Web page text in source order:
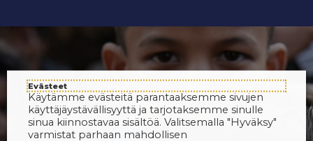
Evästeet
Käytämme evästeitä parantaaksemme sivujen
käyttäjäystävällisyyttä ja tarjotaksemme sinulle
sinua kiinnostavaa sisältöä. Valitsemalla "Hyväksy"
varmistat parhaan mahdollisen